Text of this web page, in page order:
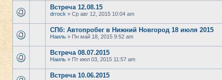
Встреча 12.08.15
drrock » Ср авг 12, 2015 10:04 am
СПб: Автопробег в Нижний Новгород 18 июля 2015
Наиль » Пн май 18, 2015 9:52 am
Встреча 08.07.2015
Наиль » Пт июл 03, 2015 11:57 am
Встреча 10.06.2015